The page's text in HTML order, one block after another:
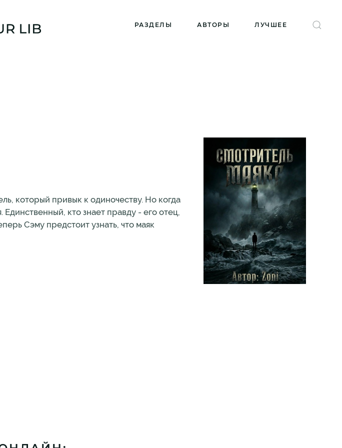
РАЗДЕЛЫ АВТОРЫ ЛУЧШЕЕ
который привык к одиночеству. Но когда
кто знает правду - его отец,
Сэму предстоит узнать, что маяк